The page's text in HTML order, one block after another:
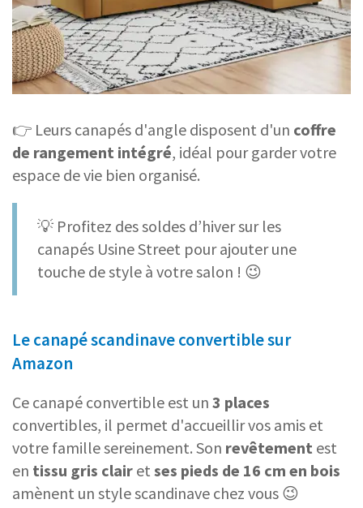
👉 Leurs canapés d'angle disposent d'un coffre
de rangement intégré, idéal pour garder votre
espace de vie bien organisé.
💡 Profitez des soldes d’hiver sur les
canapés Usine Street pour ajouter une
touche de style à votre salon ! 😉
Le canapé scandinave convertible sur
Amazon
Ce canapé convertible est un 3 places
convertibles, il permet d'accueillir vos amis et
votre famille sereinement. Son revêtement est
en tissu gris clair et ses pieds de 16 cm en bois
amènent un style scandinave chez vous 😉